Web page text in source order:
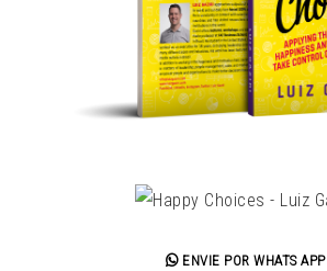
ENVIE POR WHATS APP